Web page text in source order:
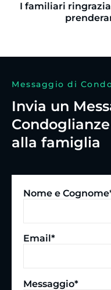
I familiari
Messaggio di
Invia un
alla famiglia
Nome e
Email*
Messaggio*